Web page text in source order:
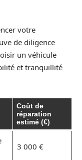
votre
de diligence
un véhicule
et tranquillité
Coût de
réparation
estimé (€)
3 000 €